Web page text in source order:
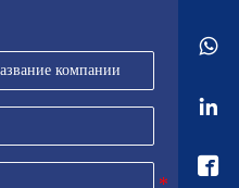


